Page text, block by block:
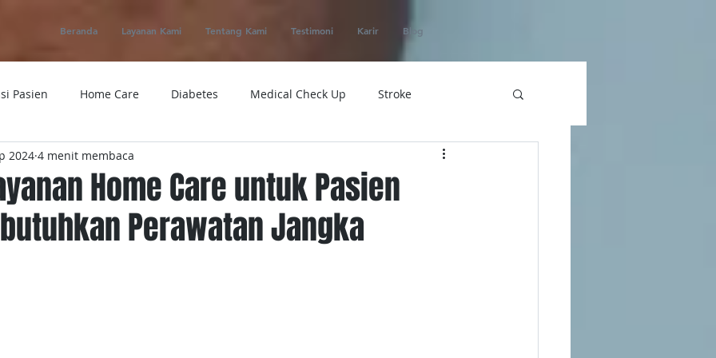
Beranda Layanan Kami Tentang Kami Testimoni Karir Blog
Pasien Home Care Diabetes Medical Check Up Stroke
Ambulance
Service Obat Telemedicine Medical Evacuation
Home Care untuk Pasien
Perawatan Jangka
2024 4 menit membaca